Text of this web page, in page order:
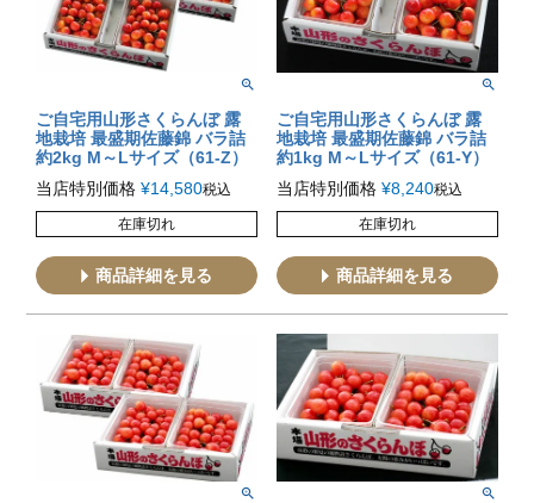
ご自宅用山形さくらんぼ 露
地栽培 最盛期佐藤錦 バラ詰
約2kg M～Lサイズ（61-Z）
当店特別価格 ¥14,580税込
在庫切れ
商品詳細を見る
ご自宅用山形さくらんぼ 露
地栽培 最盛期佐藤錦 バラ詰
約1kg M～Lサイズ（61-Y）
当店特別価格 ¥8,240税込
在庫切れ
商品詳細を見る